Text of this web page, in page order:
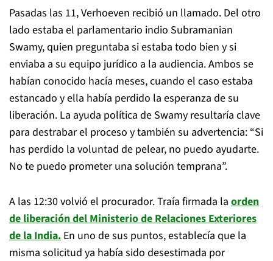
Pasadas las 11, Verhoeven recibió un llamado. Del otro
lado estaba el parlamentario indio Subramanian
Swamy, quien preguntaba si estaba todo bien y si
enviaba a su equipo jurídico a la audiencia. Ambos se
habían conocido hacía meses, cuando el caso estaba
estancado y ella había perdido la esperanza de su
liberación. La ayuda política de Swamy resultaría clave
para destrabar el proceso y también su advertencia: “Si
has perdido la voluntad de pelear, no puedo ayudarte.
No te puedo prometer una solución temprana”.
A las 12:30 volvió el procurador. Traía firmada la orden
de liberación del Ministerio de Relaciones Exteriores
de la India. En uno de sus puntos, establecía que la
misma solicitud ya había sido desestimada por